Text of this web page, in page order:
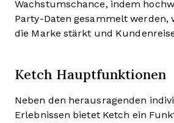
Wachstumschance, indem
Party-Daten gesammelt werden,
die Marke stärkt und
Ketch Hauptfunktionen
Neben den herausragenden
Erlebnissen bietet Ketch ein